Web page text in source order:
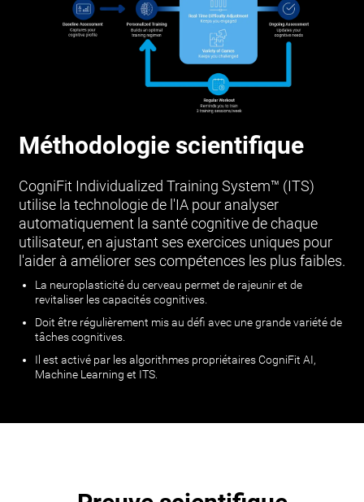
Méthodologie scientifique
CogniFit Individualized Training System™ (ITS)
utilise la technologie de l'IA pour analyser
automatiquement la santé cognitive de chaque
utilisateur, en ajustant ses exercices uniques pour
l'aider à améliorer ses compétences les plus faibles.
La neuroplasticité du cerveau permet de rajeunir et de
revitaliser les capacités cognitives.
Doit être régulièrement mis au défi avec une grande variété de
tâches cognitives.
Il est activé par les algorithmes propriétaires CogniFit AI,
Machine Learning et ITS.